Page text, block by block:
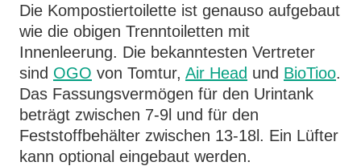
Die Kompostiertoilette ist genauso aufgebaut
wie die obigen Trenntoiletten mit
Innenleerung. Die bekanntesten Vertreter
sind OGO von Tomtur, Air Head und BioTioo.
Das Fassungsvermögen für den Urintank
beträgt zwischen 7-9l und für den
Feststoffbehälter zwischen 13-18l. Ein Lüfter
kann optional eingebaut werden.